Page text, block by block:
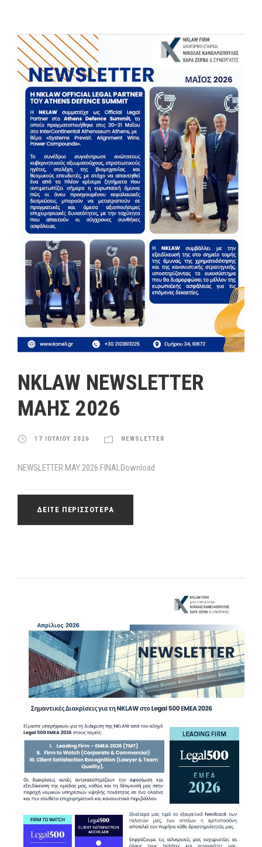
NKLAW NEWSLETTER
ΜΑΗΣ 2026
17 ΙΟΥΛΙΟΥ 2026 NEWSLETTER
NEWSLETTER MAY 2026 FINALDownload
ΔΕΙΤΕ ΠΕΡΙΣΣΟΤΕΡΑ